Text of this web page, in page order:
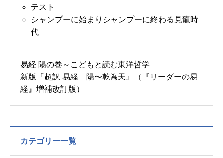
テスト
シャンプーに始まりシャンプーに終わる見龍時
代
易経 陽の巻～こどもと読む東洋哲学
新版『超訳 易経 陽〜乾為天』（『リーダーの易
経』増補改訂版）
カテゴリー一覧